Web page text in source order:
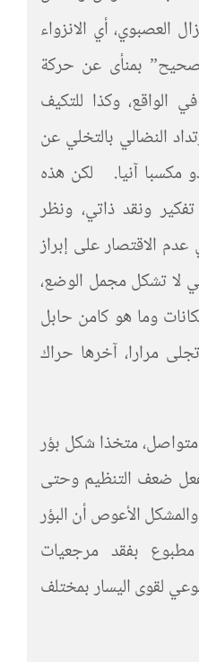
العصبوي، أي الانزواء
بمنأى عن حركة
الواقع، وكذا للتكيف
النضالي بالتخلي عن
مكسبا آنيا. لكن هذه
ونقد ذاتي، ونظر
الاقتصار على إبراز
لا تشكل مجمل الوضع،
وما هو كامن حابل
مرارا، آخرها حراك
متخذا شكل بؤر
ضعف التنظيم وحتى
الأعوص أن البؤر
بفقد مرجعيات
لقوى اليسار بمختلف